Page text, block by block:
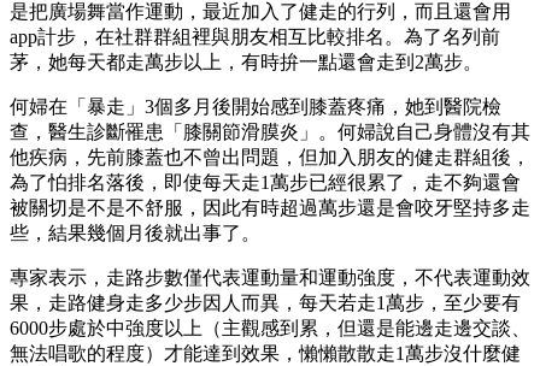
是把廣場舞當作運動，最近加入了健走的行列，而且還會用
app計步，在社群群組裡與朋友相互比較排名。為了名列前
茅，她每天都走萬步以上，有時拚一點還會走到2萬步。
何婦在「暴走」3個多月後開始感到膝蓋疼痛，她到醫院檢
查，醫生診斷罹患「膝關節滑膜炎」。何婦說自己身體沒有其
他疾病，先前膝蓋也不曾出問題，但加入朋友的健走群組後，
為了怕排名落後，即使每天走1萬步已經很累了，走不夠還會
被關切是不是不舒服，因此有時超過萬步還是會咬牙堅持多走
些，結果幾個月後就出事了。
專家表示，走路步數僅代表運動量和運動強度，不代表運動效
果，走路健身走多少步因人而異，每天若走1萬步，至少要有
6000步處於中強度以上（主觀感到累，但還是能邊走邊交談、
無法唱歌的程度）才能達到效果，懶懶散散走1萬步沒什麼健